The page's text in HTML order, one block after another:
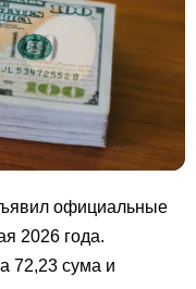
официальные
2026 года.
72,23 сума и